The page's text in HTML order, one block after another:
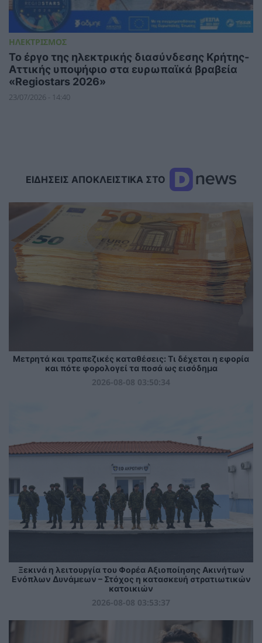
ΗΛΕΚΤΡΙΣΜΟΣ
Το έργο της ηλεκτρικής διασύνδεσης Κρήτης-
Αττικής υποψήφιο στα ευρωπαϊκά βραβεία
«Regiostars 2026»
23/07/2026 - 14:40
ΕΙΔΗΣΕΙΣ ΑΠΟΚΛΕΙΣΤΙΚΑ ΣΤΟ
Μετρητά και τραπεζικές καταθέσεις: Τι δέχεται η εφορία
και πότε φορολογεί τα ποσά ως εισόδημα
2026-08-08 03:50:34
Ξεκινά η λειτουργία του Φορέα Αξιοποίησης Ακινήτων
Ενόπλων Δυνάμεων – Στόχος η κατασκευή στρατιωτικών
κατοικιών
2026-08-08 03:53:37